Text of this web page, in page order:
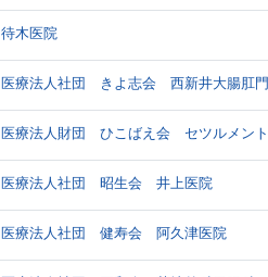
待木医院
医療法人社団 きよ志会 西新井大腸肛
医療法人財団 ひこばえ会 セツルメン
医療法人社団 昭生会 井上医院
医療法人社団 健寿会 阿久津医院